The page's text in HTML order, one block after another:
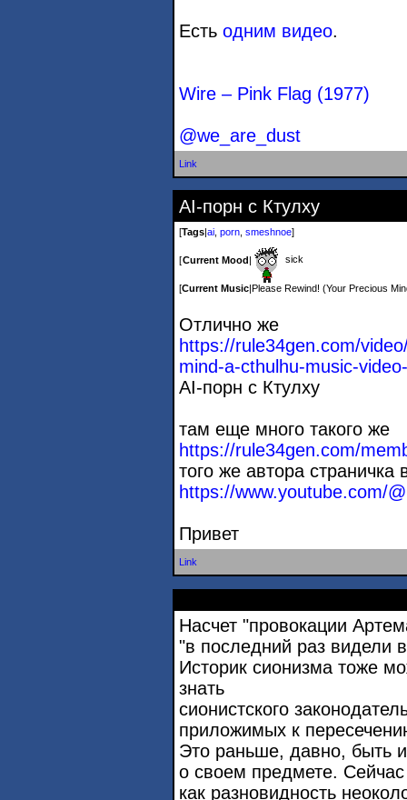
Есть одним видео.
Wire – Pink Flag (1977)
@we_are_dust
Link
AI-порн с Ктулху
[Tags ai porn smeshnoe]
[Current Mood sick
[Current Music Please Rewind! (Your Precious
Отлично же
https://rule34gen.com/
mind-a-cthulhu-music-
AI-порн с Ктулху
там еще много такого же
https://rule34gen.com/
того же автора
https://www.youtube.com/
Привет
Link
Насчет "провокации
"в последний раз видели
Историк сионизма тоже
знать
сионистского
приложимых к
Это раньше, давно, быть
о своем предмете.
как разновидность